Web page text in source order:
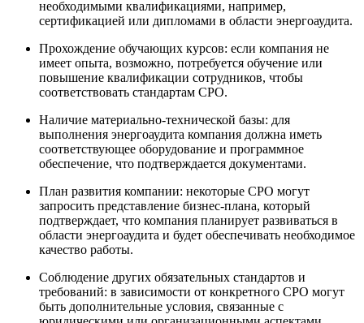
необходимыми квалификациями, например,
сертификацией или дипломами в области энергоаудита.
Прохождение обучающих курсов: если компания не
имеет опыта, возможно, потребуется обучение или
повышение квалификации сотрудников, чтобы
соответствовать стандартам СРО.
Наличие материально-технической базы: для
выполнения энергоаудита компания должна иметь
соответствующее оборудование и программное
обеспечение, что подтверждается документами.
План развития компании: некоторые СРО могут
запросить представление бизнес-плана, который
подтверждает, что компания планирует развиваться в
области энергоаудита и будет обеспечивать необходимое
качество работы.
Соблюдение других обязательных стандартов и
требований: в зависимости от конкретного СРО могут
быть дополнительные условия, связанные с